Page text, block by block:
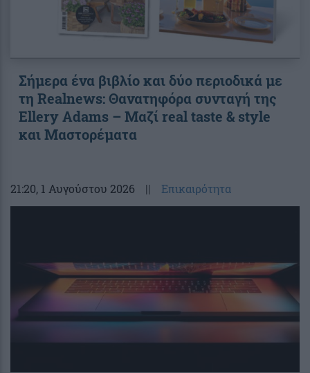
Σήμερα ένα βιβλίο και δύο περιοδικά με
τη Realnews: Θανατηφόρα συνταγή της
Ellery Adams – Μαζί real taste & style
και Μαστορέματα
21:20, 1 Αυγούστου 2026 || Επικαιρότητα